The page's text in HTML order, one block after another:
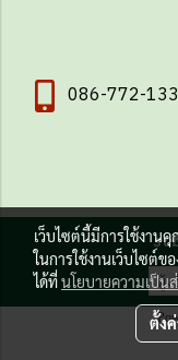
086-772-
ผู้
เว็บไซต์นี้มีการใช้งาน
ในการใช้งานเว็บไซต์
ได้ที่นโยบายความเป็น
ตั้ง